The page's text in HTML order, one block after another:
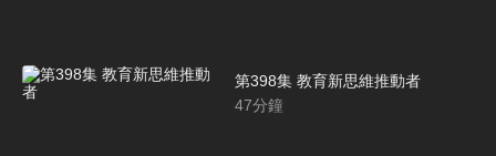
第398集 教育新思維推動者
47分鐘